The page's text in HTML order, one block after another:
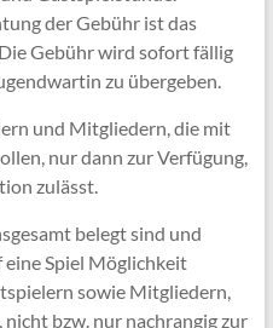
der Gebühr ist das
Gebühr wird sofort fällig
zu übergeben.
und Mitgliedern, die mit
nur dann zur Verfügung,
zulässt.
belegt sind und
Spiel Möglichkeit
sowie Mitgliedern,
bzw. nur nachrangig zur